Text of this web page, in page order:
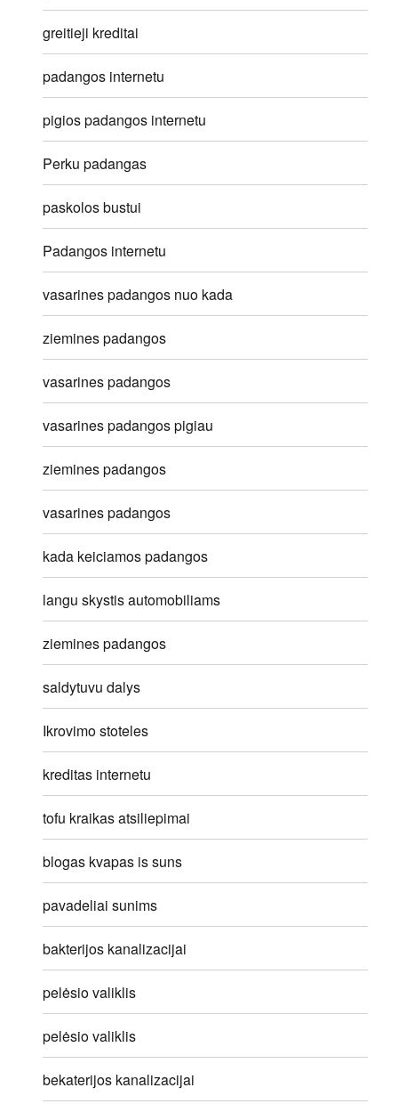
greitieji kreditai
padangos internetu
pigios padangos internetu
Perku padangas
paskolos bustui
Padangos internetu
vasarines padangos nuo kada
ziemines padangos
vasarines padangos
vasarines padangos pigiau
ziemines padangos
vasarines padangos
kada keiciamos padangos
langu skystis automobiliams
ziemines padangos
saldytuvu dalys
Ikrovimo stoteles
kreditas internetu
tofu kraikas atsiliepimai
blogas kvapas is suns
pavadeliai sunims
bakterijos kanalizacijai
pelėsio valiklis
pelėsio valiklis
bekaterijos kanalizacijai